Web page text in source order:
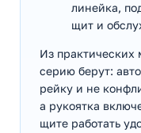
линейка,
щит и
Из практических
серию берут:
рейку и не
а рукоятка
щите работать